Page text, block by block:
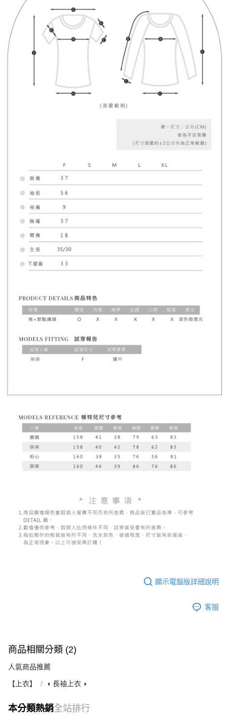
顯示電腦版詳細說明
客服
商品相關分類 (2)
人氣商品推薦
【上衣】 ◖ 長袖上衣 ◗
本分類熱銷全站排行